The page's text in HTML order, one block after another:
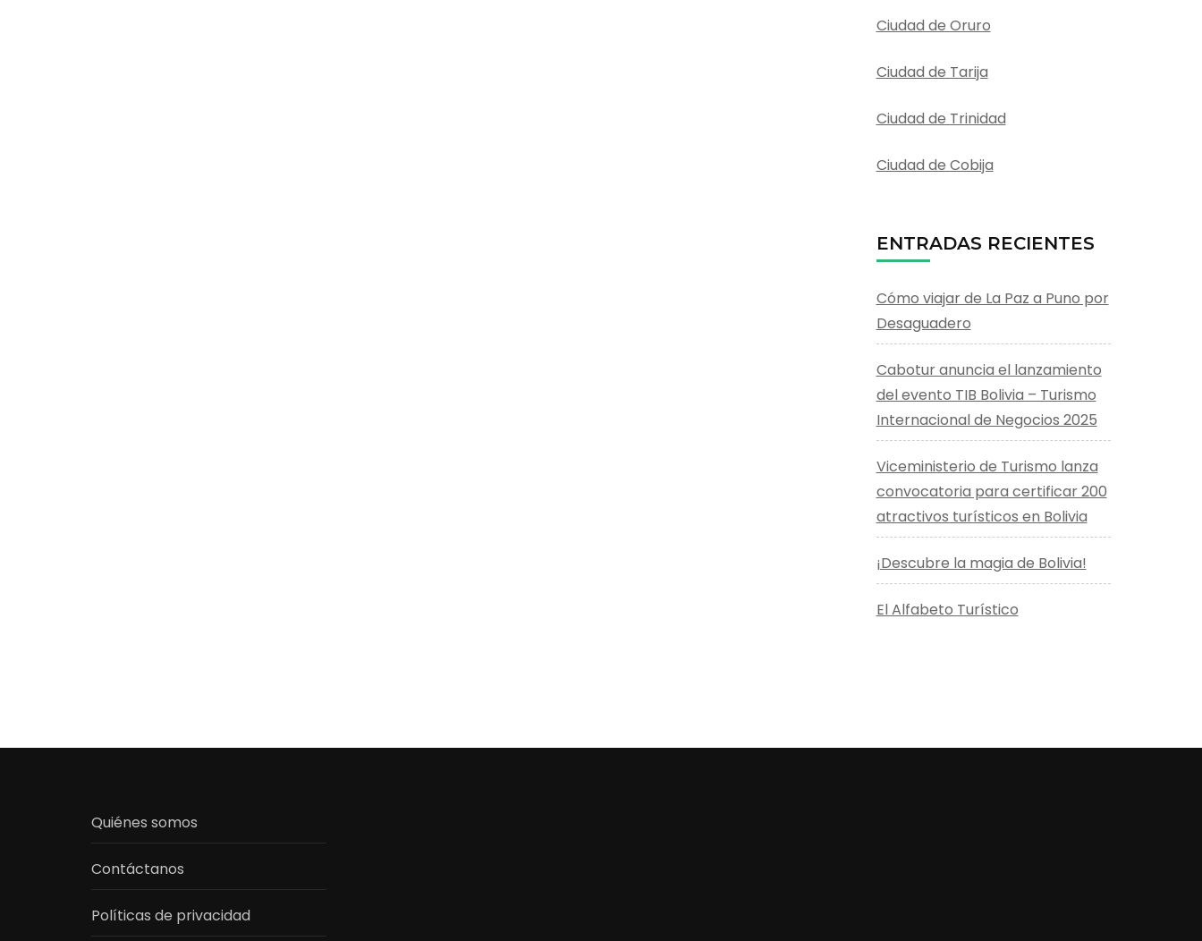
Ciudad de Oruro
Ciudad de Tarija
Ciudad de Trinidad
Ciudad de Cobija
ENTRADAS RECIENTES
Cómo viajar de La Paz a Puno por
Desaguadero
Cabotur anuncia el lanzamiento
del evento TIB Bolivia – Turismo
Internacional de Negocios 2025
Viceministerio de Turismo lanza
convocatoria para certificar 200
atractivos turísticos en Bolivia
¡Descubre la magia de Bolivia!
El Alfabeto Turístico
Quiénes somos
Contáctanos
Políticas de privacidad